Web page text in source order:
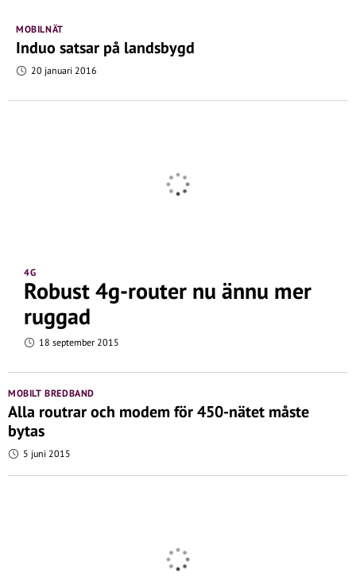
MOBILNÄT
Induo satsar på landsbygd
20 januari 2016
4G
Robust 4g-router nu ännu mer
ruggad
18 september 2015
MOBILT BREDBAND
Alla routrar och modem för 450-nätet måste
bytas
5 juni 2015